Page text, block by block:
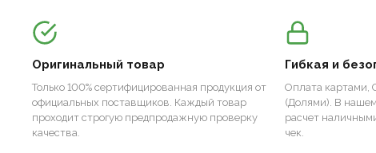
Оригинальный товар
Только 100% сертифицированная продукция от
официальных поставщиков. Каждый товар
проходит строгую предпродажную проверку
качества.
Гибкая и
Оплата картами,
(Долями). В
расчет
чек.